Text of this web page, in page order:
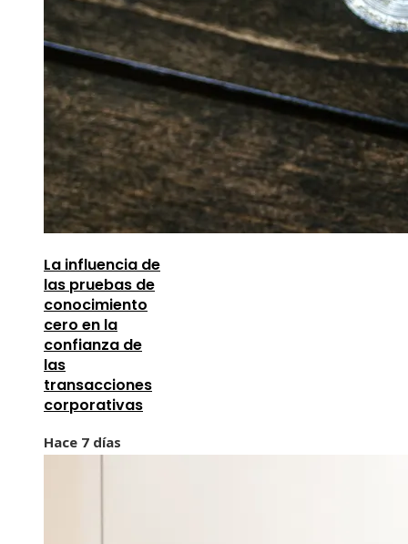
La influencia de
las pruebas de
conocimiento
cero en la
confianza de
las
transacciones
corporativas
Hace 7 días